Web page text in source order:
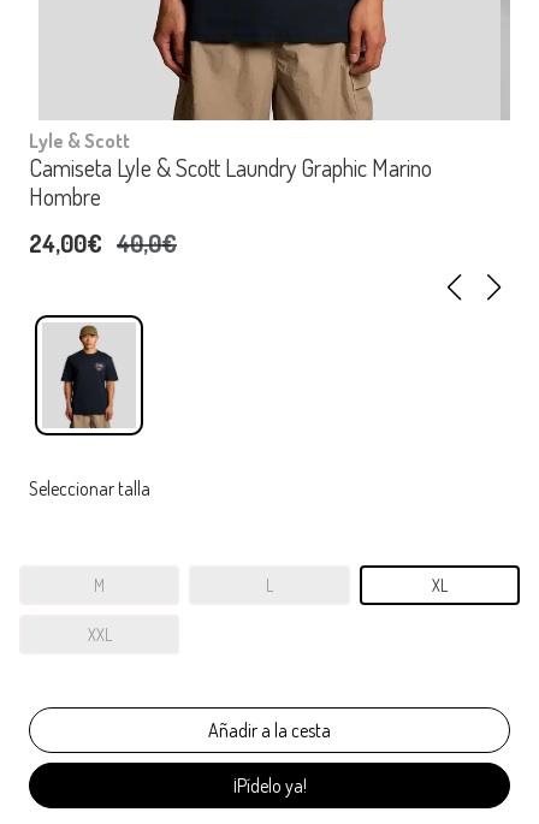
Lyle & Scott
Camiseta Lyle & Scott Laundry Graphic Marino
Hombre
24,00€ 40,0€
Seleccionar talla
M L XL
XXL
¡Pídelo ya!